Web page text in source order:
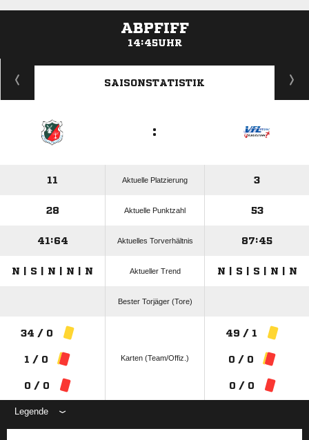
ABPFIFF
14:45UHR
ANZEIGE
SAISONSTATISTIK
:
11 Aktuelle Platzierung 3
28 Aktuelle Punktzahl 53
41:64 Aktuelles Torverhältnis 87:45
N | S | N | N | N Aktueller Trend N | S | S | N | N
Bester Torjäger (Tore)
34 / 0
1 / 0
0 / 0
Karten (Team/Offiz.)
49 / 1
0 / 0
0 / 0
Legende
ANZEIGE